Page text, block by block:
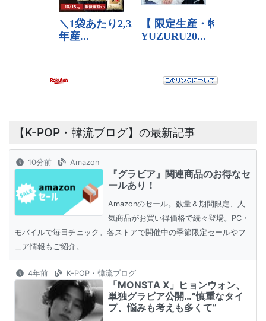
【K-POP・韓流ブログ】の最新記事
10分前 Amazon
『グラビア』関連商品のお得なセ
ールあり！
Amazonのセール。数量＆期間限定、人
気商品がお買い得価格で続々登場。PC・
モバイルで毎日チェック。各ストアで開催中の季節限定セールやフ
ェア情報もご紹介。
4年前 K-POP・韓流ブログ
「MONSTA X」ヒョンウォン、
単独グラビア公開…“慎重なタイ
プ、悩みも考えも多くて”